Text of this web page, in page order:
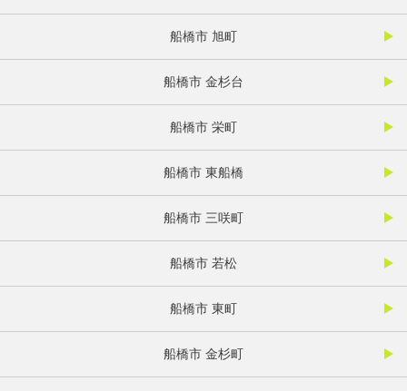
船橋市 旭町
船橋市 金杉台
船橋市 栄町
船橋市 東船橋
船橋市 三咲町
船橋市 若松
船橋市 東町
船橋市 金杉町